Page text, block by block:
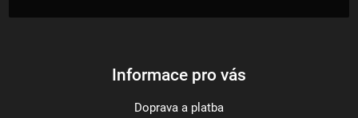
Informace pro vás
Doprava a platba